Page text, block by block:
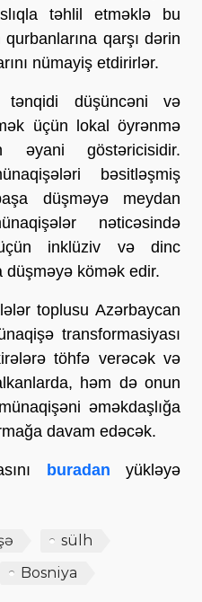
təhlil etməklə bu
qarşı dərin
nümayiş etdirirlər.
düşüncəni və
üçün lokal öyrənmə
əyani göstəricisidir.
bəsitləşmiş
düşməyə meydan
nəticəsində
inklüziv və dinc
kömək edir.
toplusu Azərbaycan
transformasiyası
töhfə verəcək və
həm də onun
əməkdaşlığa
davam edəcək.
buradan yükləyə
sülh
Bosniya